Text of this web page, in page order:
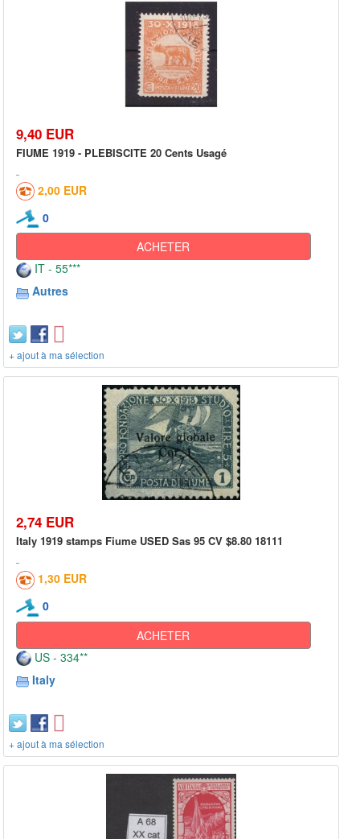
9,40 EUR
FIUME 1919 - PLEBISCITE 20 Cents Usagé
2,00 EUR
0
ACHETER
IT - 55***
Autres
+ ajout à ma sélection
2,74 EUR
Italy 1919 stamps Fiume USED Sas 95 CV $8.80 18111
1,30 EUR
0
ACHETER
US - 334**
Italy
+ ajout à ma sélection